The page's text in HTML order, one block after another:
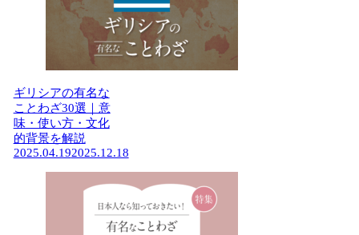
ギリシアの有名な
ことわざ30選｜意
味・使い方・文化
的背景を解説
2025.04.192025.12.18